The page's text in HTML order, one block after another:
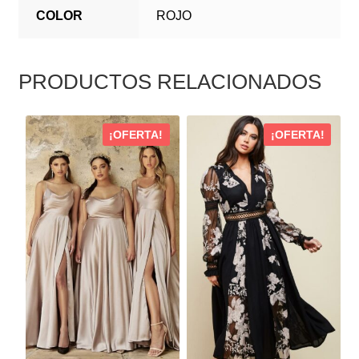
COLOR ROJO
PRODUCTOS RELACIONADOS
¡OFERTA!
ESTE
PRODUCTO
TIENE
MÚLTIPLES
VARIANTES.
LAS
OPCIONES
SE
PUEDEN
ELEGIR
EN
LA
¡OFERTA!
PRODUCTO
TIENE
MÚLTIPLES
VARIANTES.
LAS
OPCIONES
SE
PUEDEN
ELEGIR